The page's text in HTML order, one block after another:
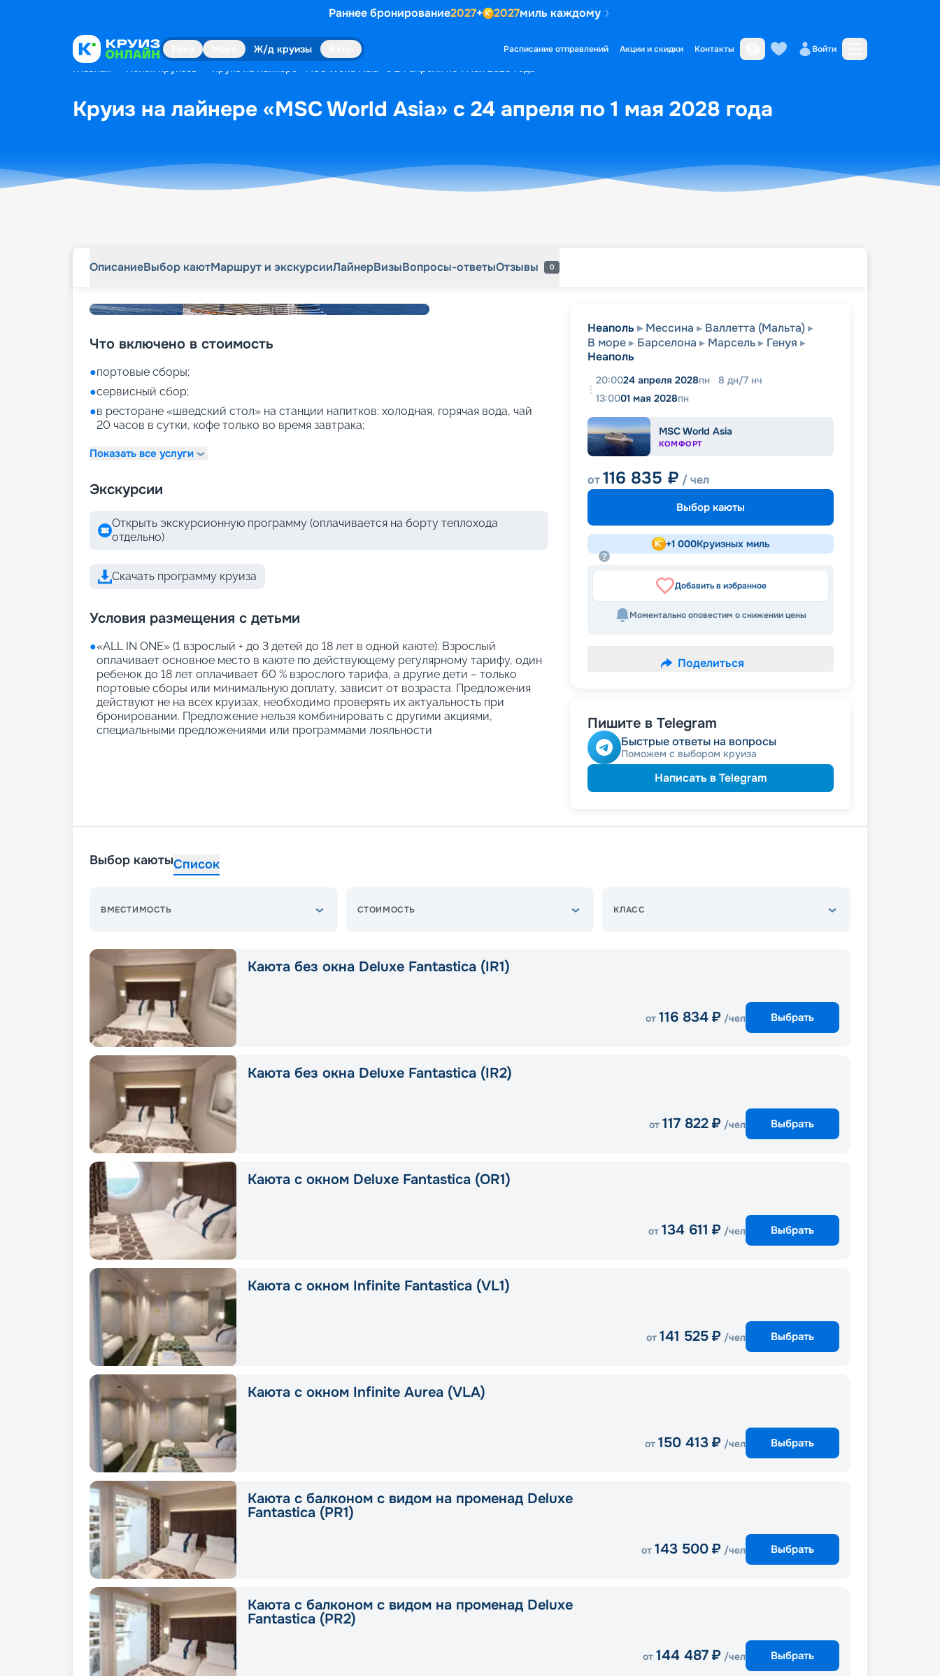
Раннее бронирование2027+ 2027миль каждому
Ж/д круизы Расписание отправлений Акции и скидки Контакты Войти
Главная Поиск круизов Круиз на лайнере «MSC World Asia» с 24 апреля по 1 мая 2028 года
Круиз на лайнере «MSC World Asia» с 24 апреля по 1 мая 2028 года
ОписаниеВыбор каютМаршрут и экскурсииЛайнерВизыВопросы-ответыОтзывы 0
Что включено в стоимость
●портовые сборы;
●сервисный сбор;
●в ресторане «шведский стол» на станции напитков: холодная, горячая вода, чай
20 часов в сутки, кофе только во время завтрака;
Показать все услуги
Экскурсии
Открыть экскурсионную программу (оплачивается на борту теплохода
отдельно)
Скачать программу круиза
Условия размещения с детьми
●«АLL IN ONE» (1 взрослый + до 3 детей до 18 лет в одной каюте): Взрослый
оплачивает основное место в каюте по действующему регулярному тарифу, один
ребенок до 18 лет оплачивает 60 % взрослого тарифа, а другие дети – только
портовые сборы или минимальную доплату, зависит от возраста. Предложения
действуют не на всех круизах, необходимо проверять их актуальность при
бронировании. Предложение нельзя комбинировать с другими акциями,
специальными предложениями или программами лояльности
Неаполь Мессина
Валлетта (Мальта)
В море
Барселона Марсель
Генуя
Неаполь
20:0024 апреля 2028пн 8 дн/7 нч
13:0001 мая 2028пн
MSC World Asia
КОМФОРТ
от116 835 ₽ / чел
Выбор каюты
+1 000Круизных миль
Добавить в избранное
Моментально оповестим о снижении цены
Поделиться
Пишите в Telegram
Быстрые ответы на вопросы
Поможем с выбором круиза
Написать в Telegram
Выбор каютыСписок
ВМЕСТИМОСТЬ СТОИМОСТЬ КЛАСС
Каюта без окна Deluxe Fantastica (IR1)
от 116 834 ₽ /чел Выбрать
Каюта без окна Deluxe Fantastica (IR2)
от 117 822 ₽ /чел Выбрать
Каюта с окном Deluxe Fantastica (OR1)
от 134 611 ₽ /чел Выбрать
Каюта с окном Infinite Fantastica (VL1)
от 141 525 ₽ /чел Выбрать
Каюта с окном Infinite Aurea (VLA)
от 150 413 ₽ /чел Выбрать
Каюта с балконом с видом на променад Deluxe
Fantastica (PR1)
от 143 500 ₽ /чел Выбрать
Каюта с балконом с видом на променад Deluxe
Fantastica (PR2)
от 144 487 ₽ /чел Выбрать